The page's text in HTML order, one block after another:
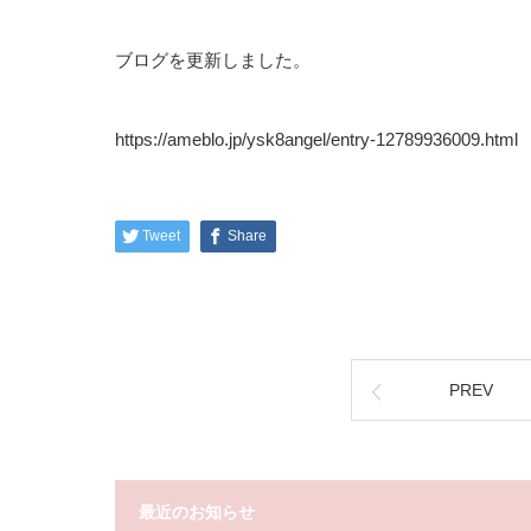
ブログを更新しました。
https://ameblo.jp/ysk8angel/entry-12789936009.html
Tweet Share
PREV
最近のお知らせ